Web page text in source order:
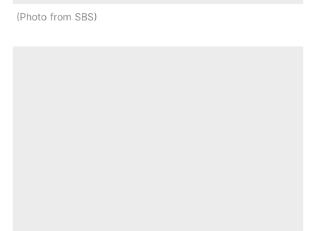
Photo from SBS